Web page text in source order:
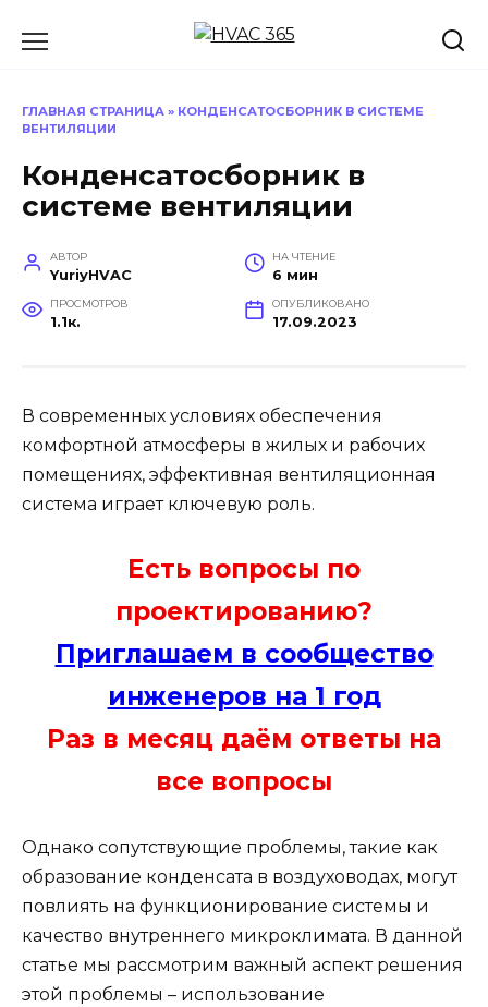
ГЛАВНАЯ СТРАНИЦА » КОНДЕНСАТОСБОРНИК В СИСТЕМЕ
ВЕНТИЛЯЦИИ
Конденсатосборник в
системе вентиляции
АВТОР
YuriyHVAC
НА ЧТЕНИЕ
6 мин
ПРОСМОТРОВ
1.1к.
ОПУБЛИКОВАНО
17.09.2023
В современных условиях обеспечения
комфортной атмосферы в жилых и рабочих
помещениях, эффективная вентиляционная
система играет ключевую роль.
Есть вопросы по
проектированию?
Приглашаем в сообщество
инженеров на 1 год
Раз в месяц даём ответы на
все вопросы
Однако сопутствующие проблемы, такие как
образование конденсата в воздуховодах, могут
повлиять на функционирование системы и
качество внутреннего микроклимата. В данной
статье мы рассмотрим важный аспект решения
этой проблемы – использование